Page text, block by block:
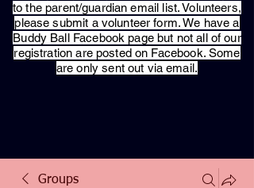
to the parent/guardian email list. Volunteers,
please submit a volunteer form. We have a
Buddy Ball Facebook page but not all of our
registration are posted on Facebook. Some
are only sent out via email.
Groups